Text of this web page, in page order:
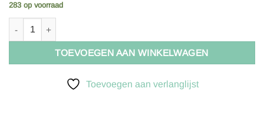
283 op voorraad
TOEVOEGEN AAN WINKELWAGEN
Toevoegen aan verlanglijst